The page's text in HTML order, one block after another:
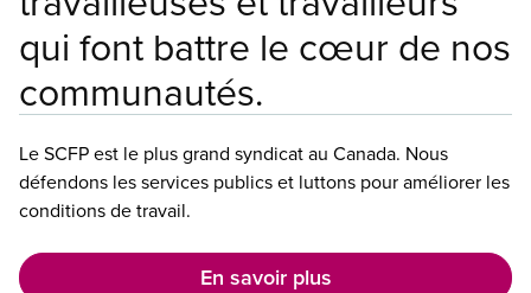
qui font battre le cœur de nos
communautés.
Le SCFP est le plus grand syndicat au Canada. Nous
défendons les services publics et luttons pour améliorer les
conditions de travail.
En savoir plus